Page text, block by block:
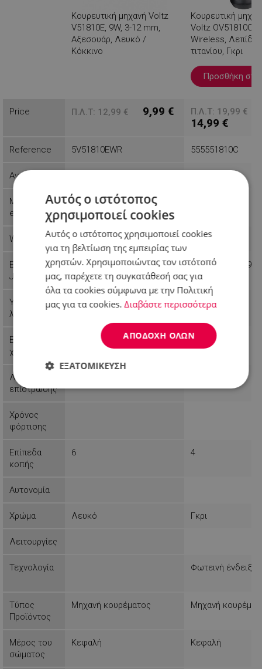
Κουρευτική μηχανή Voltz
V51810E, 9W, 3-12 mm,
Αξεσουάρ, Λευκό /
Κόκκινο
Κουρευτική
Voltz OV51810C,
Wireless, Λεπίδες
τιτανίου, Γκρι
Προσθήκη στο
Price Π.Λ.Τ: 12,99 € 9,99 € Π.Λ.Τ: 19,99 €
14,99 €
Reference 5V51810EWR 555551810C
Availability
Manufactur
er
Voltz
Weight 0.59 kg 0.63 kg
EAN-13 or
JAN
3800235302514 3800235300299
Υλικό
λεπίδων
Ατσάλι Ατσάλι
Είδος
χρήσης
Σπιτικό
Λεπίδα
επίστρωσης
Χρόνος
φόρτισης
Επίπεδα
κοπής
6 4
Αυτονομία
Χρώμα Λευκό Γκρι
Λειτουργίες
Τεχνολογία Φωτεινή ένδειξη
Τύπος
Προϊόντος
Μηχανή κουρέματος Μηχανή
Μέρος του
σώματος
Κεφαλή Κεφαλή
Αυτός ο ιστότοπος
χρησιμοποιεί cookies
Αυτός ο ιστότοπος χρησιμοποιεί cookies
για τη βελτίωση της εμπειρίας των
χρηστών. Χρησιμοποιώντας τον ιστότοπό
μας, παρέχετε τη συγκατάθεσή σας για
όλα τα cookies σύμφωνα με την Πολιτική
μας για τα cookies. Διαβάστε περισσότερα
ΑΠΟΔΟΧΉ ΌΛΩΝ
ΕΞΑΤΟΜΊΚΕΥΣΗ
Απολύτως
Απόδοσης Στόχευσης
ταξινομημένα
βασικές λειτουργίες του ιστότοπου, όπως τη
σύνδεση χρήστη και τη διαχείριση λογαριασμού.
Προμηθευτής /